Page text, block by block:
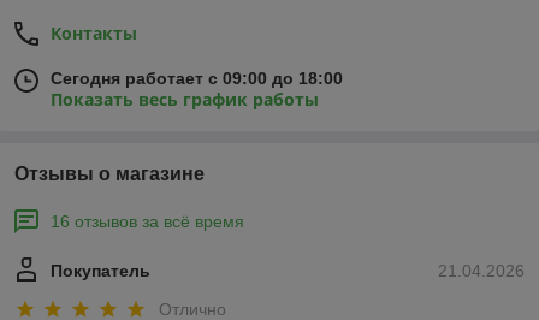
Контакты
Сегодня работает с 09:00 до 18:00
Показать весь график работы
Отзывы о магазине
16 отзывов за всё время
21.04.2026
Покупатель
Отлично